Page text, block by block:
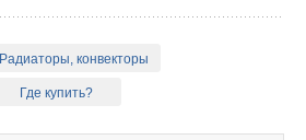
Радиаторы, конвекторы
Где купить?